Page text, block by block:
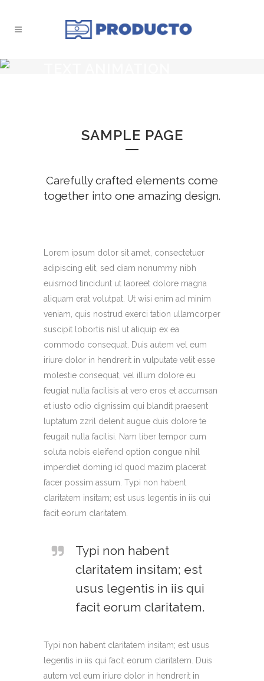
SAMPLE PAGE
Carefully crafted elements come
together into one amazing design.
Lorem ipsum dolor sit amet, consectetuer
adipiscing elit, sed diam nonummy nibh
euismod tincidunt ut laoreet dolore magna
aliquam erat volutpat. Ut wisi enim ad minim
veniam, quis nostrud exerci tation ullamcorper
suscipit lobortis nisl ut aliquip ex ea
commodo consequat. Duis autem vel eum
iriure dolor in hendrerit in vulputate velit esse
molestie consequat, vel illum dolore eu
feugiat nulla facilisis at vero eros et accumsan
et iusto odio dignissim qui blandit praesent
luptatum zzril delenit augue duis dolore te
feugait nulla facilisi. Nam liber tempor cum
soluta nobis eleifend option congue nihil
imperdiet doming id quod mazim placerat
facer possim assum. Typi non habent
claritatem insitam; est usus legentis in iis qui
facit eorum claritatem.
Typi non habent
claritatem insitam; est
usus legentis in iis qui
facit eorum claritatem.
Typi non habent claritatem insitam; est usus
legentis in iis qui facit eorum claritatem. Duis
autem vel eum iriure dolor in hendrerit in